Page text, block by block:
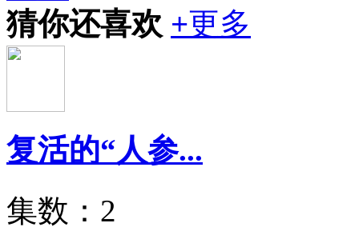
猜你还喜欢 +更多
复活的“人参...
集数：2